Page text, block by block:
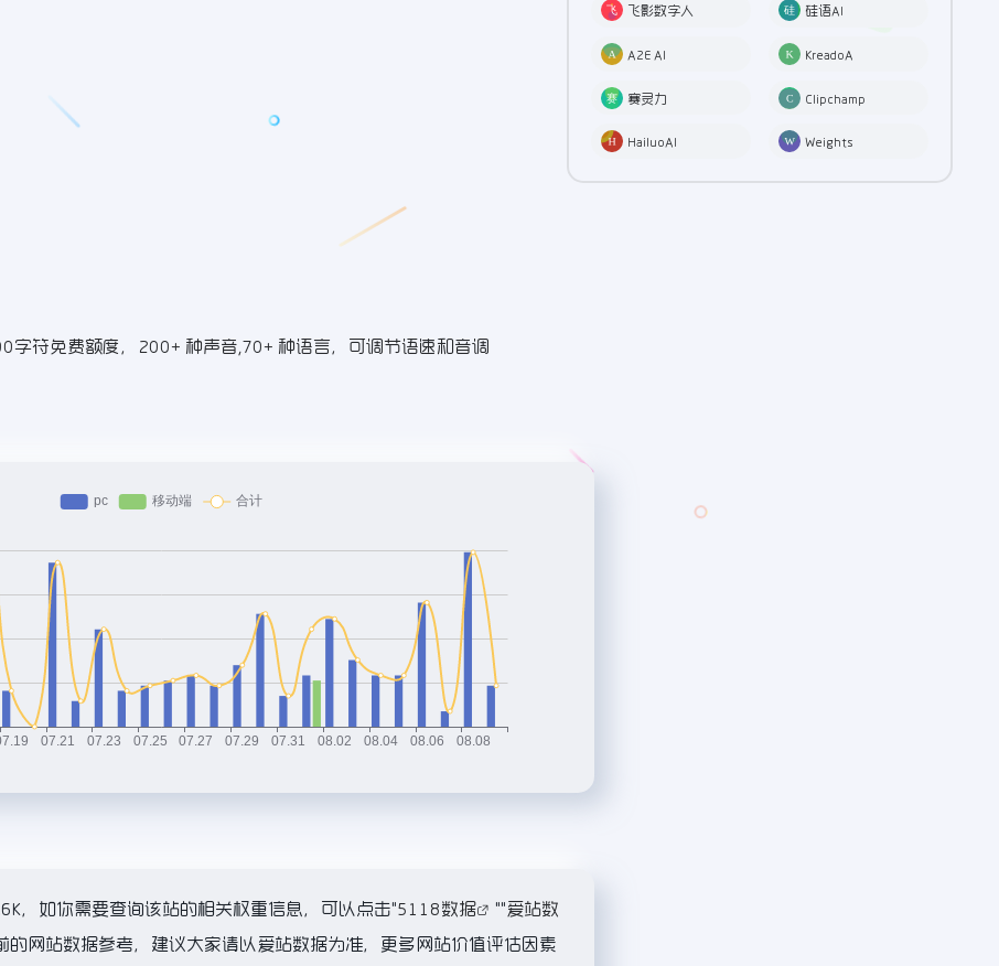
飞影数字人 硅语AI
A2E AI KreadoA
赛灵力 Clipchamp
HailuoAI Weights
字符免费额度，200+ 种声音,70+ 种语言，可调节语速和音调
，如你需要查询该站的相关权重信息，可以点击"5118数据 ""爱站数
的网站数据参考，建议大家请以爱站数据为准，更多网站价值评估因素